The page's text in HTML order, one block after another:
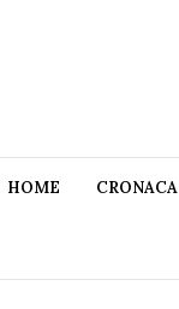
HOME CRONACA